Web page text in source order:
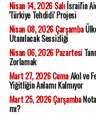
Nisan 14, 2026 Salıİsrail'in
'Türkiye Tehdidi' Projesi
Nisan 08, 2026 Çarşamba
Utanılacak Sessizliği
Nisan 06, 2026 Pazartesi
Zorlamak
Mart 27, 2026 CumaAkıl ve
Yiğitliğin Anlamı Kalmıyor
Mart 25, 2026 Çarşamba
mı?